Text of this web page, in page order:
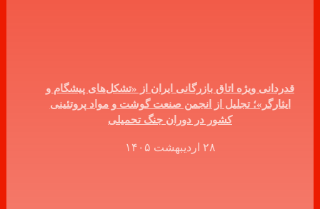
قدردانی ویژه اتاق بازرگانی ایران از «تشکل‌های پیشگام و
ایثارگر»؛ تجلیل از انجمن صنعت گوشت و مواد پروتئینی
کشور در دوران جنگ تحمیلی
۲۸ اردیبهشت ۱۴۰۵